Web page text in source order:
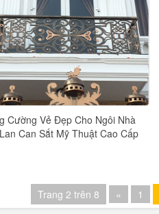
Cường Vẻ Đẹp Cho Ngôi Nhà
Can Sắt Mỹ Thuật Cao Cấp
Trang 2 trên 8 « 1